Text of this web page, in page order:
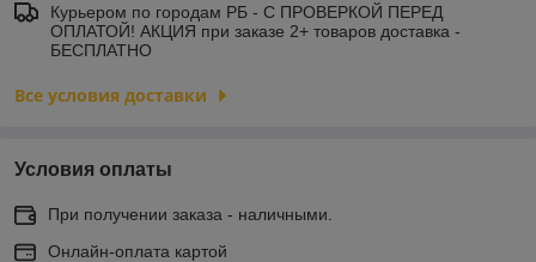
Курьером по городам РБ - С ПРОВЕРКОЙ ПЕРЕД
ОПЛАТОЙ! АКЦИЯ при заказе 2+ товаров доставка -
БЕСПЛАТНО
Все условия доставки
Условия оплаты
При получении заказа - наличными.
Онлайн-оплата картой